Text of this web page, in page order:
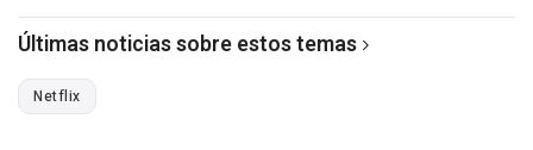
Últimas noticias sobre estos temas
Netflix